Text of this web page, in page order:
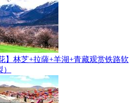
】林芝+拉薩+羊湖+青藏观赏铁路软